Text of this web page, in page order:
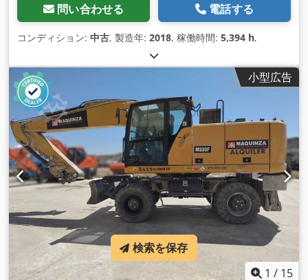
問い合わせる 電話する
コンディション: 中古, 製造年: 2018, 稼働時間: 5,394 h,
小型広告
1 / 15
検索を保存